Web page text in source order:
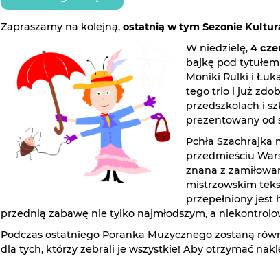
Zapraszamy na kolejną, ostatnią w tym Sezonie
W niedzielę, 4
bajkę pod
Moniki Rulki i
tego trio i już
przedszkolach i
prezentowany od
Pchła Szachrajka
przedmieściu
znana z
mistrzowskim
przepełniony jest
przednią zabawę nie tylko najmłodszym, a
Podczas ostatniego Poranka Muzycznego zostaną
dla tych, którzy zebrali je wszystkie! Aby otrzymać